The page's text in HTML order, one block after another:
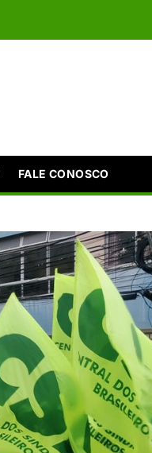
FALE CONOSCO